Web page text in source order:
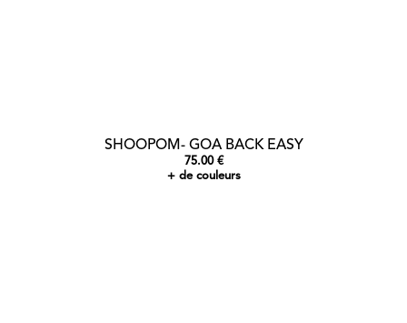
SHOOPOM- GOA BACK EASY
75.00 €
+ de couleurs